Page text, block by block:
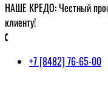
НАШЕ КРЕДО: Честный
клиенту!
+7 [8482] 76-65-00